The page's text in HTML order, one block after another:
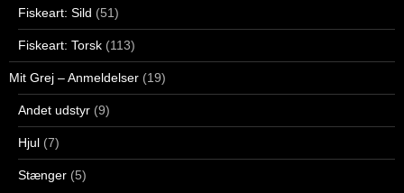
Fiskeart: Sild (51)
Fiskeart: Torsk (113)
Mit Grej – Anmeldelser (19)
Andet udstyr (9)
Hjul (7)
Stænger (5)